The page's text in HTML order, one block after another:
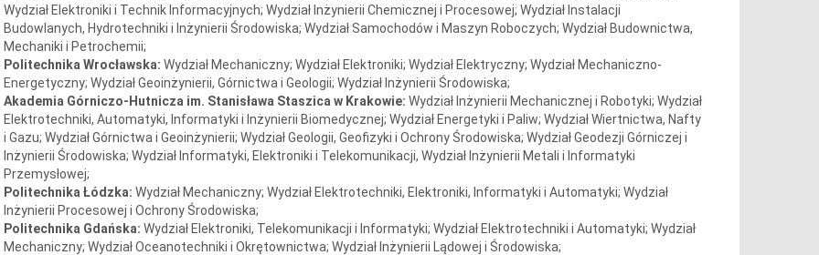
Wydział Elektroniki i Technik Informacyjnych; Wydział Inżynierii Chemicznej i Procesowej; Wydział Instalacji
Budowlanych, Hydrotechniki i Inżynierii Środowiska; Wydział Samochodów i Maszyn Roboczych; Wydział Budownictwa,
Mechaniki i Petrochemii;
Politechnika Wrocławska: Wydział Mechaniczny; Wydział Elektroniki; Wydział Elektryczny; Wydział Mechaniczno-
Energetyczny; Wydział Geoinżynierii, Górnictwa i Geologii; Wydział Inżynierii Środowiska;
Akademia Górniczo-Hutnicza im. Stanisława Staszica w Krakowie: Wydział Inżynierii Mechanicznej i Robotyki; Wydział
Elektrotechniki, Automatyki, Informatyki i Inżynierii Biomedycznej; Wydział Energetyki i Paliw; Wydział Wiertnictwa, Nafty
i Gazu; Wydział Górnictwa i Geoinżynierii; Wydział Geologii, Geofizyki i Ochrony Środowiska; Wydział Geodezji Górniczej i
Inżynierii Środowiska; Wydział Informatyki, Elektroniki i Telekomunikacji, Wydział Inżynierii Metali i Informatyki
Przemysłowej;
Politechnika Łódzka: Wydział Mechaniczny; Wydział Elektrotechniki, Elektroniki, Informatyki i Automatyki; Wydział
Inżynierii Procesowej i Ochrony Środowiska;
Politechnika Gdańska: Wydział Elektroniki, Telekomunikacji i Informatyki; Wydział Elektrotechniki i Automatyki; Wydział
Mechaniczny; Wydział Oceanotechniki i Okrętownictwa; Wydział Inżynierii Lądowej i Środowiska;